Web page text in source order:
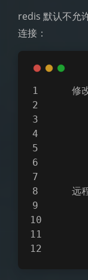
redis 默认不允
连接：
修
远